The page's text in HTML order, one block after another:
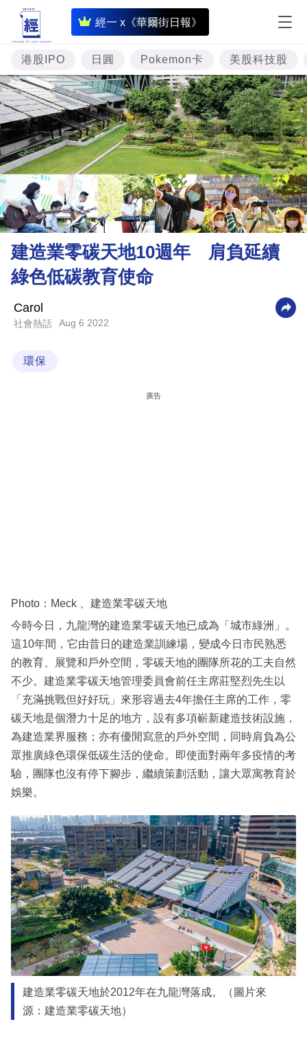
經一 x《華爾街日報》
即
時
財
經
專
題
投
資
樓
市
理
財
商
科
區
港股IPO 日圓 Pokemon卡 美股科技股
建造業零碳天地10週年 肩負延續
綠色低碳教育使命
Carol
社會熱話 Aug 6 2022
環保
廣告
Photo：Meck 、建造業零碳天地
今時今日，九龍灣的建造業零碳天地已成為「城市綠洲」。
這10年間，它由昔日的建造業訓練場，變成今日市民熟悉
的教育、展覽和戶外空間，零碳天地的團隊所花的工夫自然
不少。建造業零碳天地管理委員會前任主席莊堅烈先生以
「充滿挑戰但好好玩」來形容過去4年擔任主席的工作，零
碳天地是個潛力十足的地方，設有多項嶄新建造技術設施，
為建造業界服務；亦有優閒寫意的戶外空間，同時肩負為公
眾推廣綠色環保低碳生活的使命。即使面對兩年多疫情的考
驗，團隊也沒有停下腳步，繼續策劃活動，讓大眾寓教育於
娛樂。
建造業零碳天地於2012年在九龍灣落成。（圖片來
源：建造業零碳天地）